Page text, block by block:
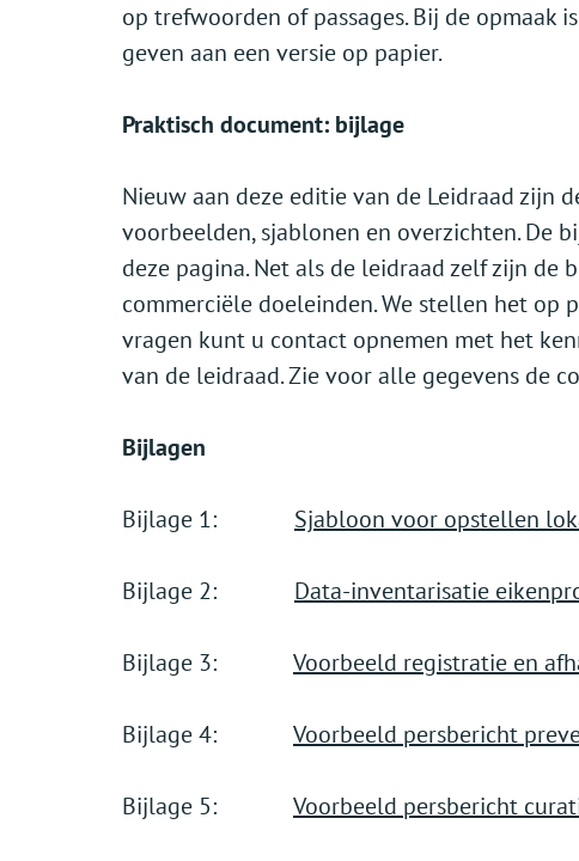
op trefwoorden of passages. Bij de opmaak
geven aan een versie op papier.
Praktisch document: bijlage
Nieuw aan deze editie van de Leidraad
voorbeelden, sjablonen en overzichten. De
deze pagina. Net als de leidraad zelf zijn
commerciële doeleinden. We stellen het op
vragen kunt u contact opnemen met het
van de leidraad. Zie voor alle gegevens de
Bijlagen
Bijlage 1: Sjabloon voor opstellen
Bijlage 2: Data-inventarisatie
Bijlage 3: Voorbeeld registratie en
Bijlage 4: Voorbeeld persbericht
Bijlage 5: Voorbeeld persbericht